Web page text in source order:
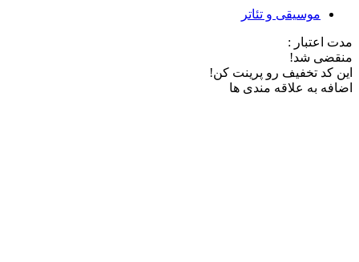
موسیقی و تئاتر
مدت اعتبار :
منقضی شد!
این کد تخفیف رو پرینت کن!
اضافه به علاقه مندی ها